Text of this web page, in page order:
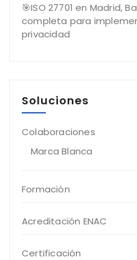
🎯ISO 27701 en Madrid,
completa para
privacidad
Soluciones
Colaboraciones
Marca Blanca
Formación
Acreditación ENAC
Certificación